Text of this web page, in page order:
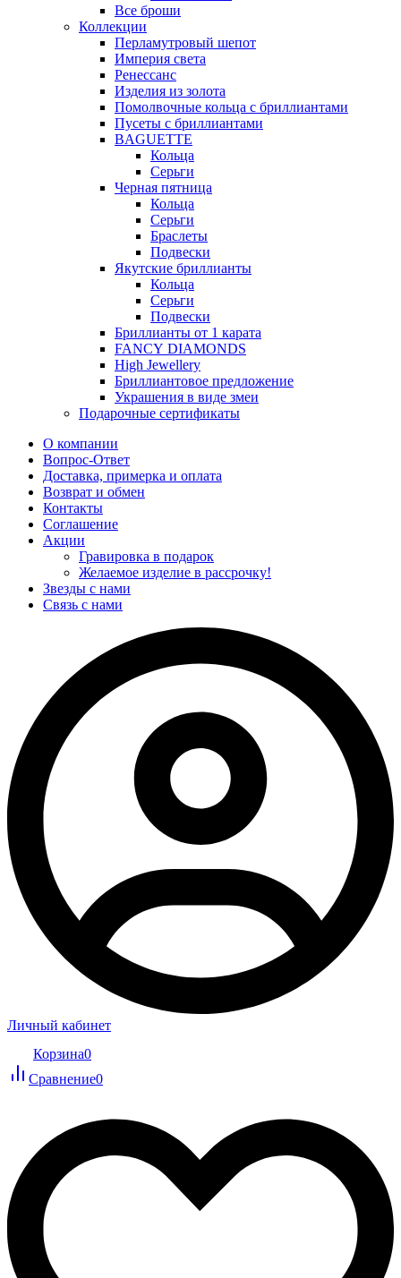
Все броши
Коллекции
Перламутровый шепот
Империя света
Ренессанс
Изделия из золота
Помолвочные кольца с бриллиантами
Пусеты с бриллиантами
BAGUETTE
Кольца
Серьги
Черная пятница
Кольца
Серьги
Браслеты
Подвески
Якутские бриллианты
Кольца
Серьги
Подвески
Бриллианты от 1 карата
FANCY DIAMONDS
High Jewellery
Бриллиантовое предложение
Украшения в виде змеи
Подарочные сертификаты
О компании
Вопрос-Ответ
Доставка, примерка и оплата
Возврат и обмен
Контакты
Соглашение
Акции
Гравировка в подарок
Желаемое изделие в рассрочку!
Звезды с нами
Связь с нами
Личный кабинет
Корзина0
Сравнение0